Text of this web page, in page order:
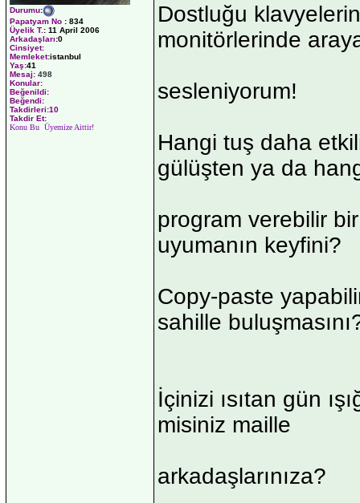
Durumu:
Papatyam No : 834
Üyelik T.: 11 April 2006
Arkadaşları:0
Cinsiyet:
Memleket:istanbul
Yaş:41
Mesaj: 498
Konular:
Beğenildi:
Beğendi:
Takdirleri:10
Takdir Et:
Konu Bu Üyemize Aittir!
Dostluğu
monitörlerinde
sesleniyorum!
Hangi tuş daha
gülüşten ya da
program verebilir
uyumanın keyfini?
Copy-paste
sahille
İçinizi ısıtan gün
misiniz maille
arkadaşlarınıza?